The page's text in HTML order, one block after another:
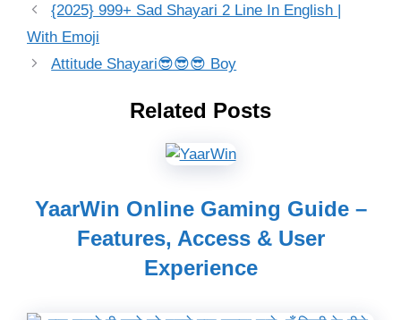
{2025} 999+ Sad Shayari 2 Line In English |
With Emoji
Attitude Shayari😎😎😎 Boy
Related Posts
YaarWin Online Gaming Guide –
Features, Access & User
Experience